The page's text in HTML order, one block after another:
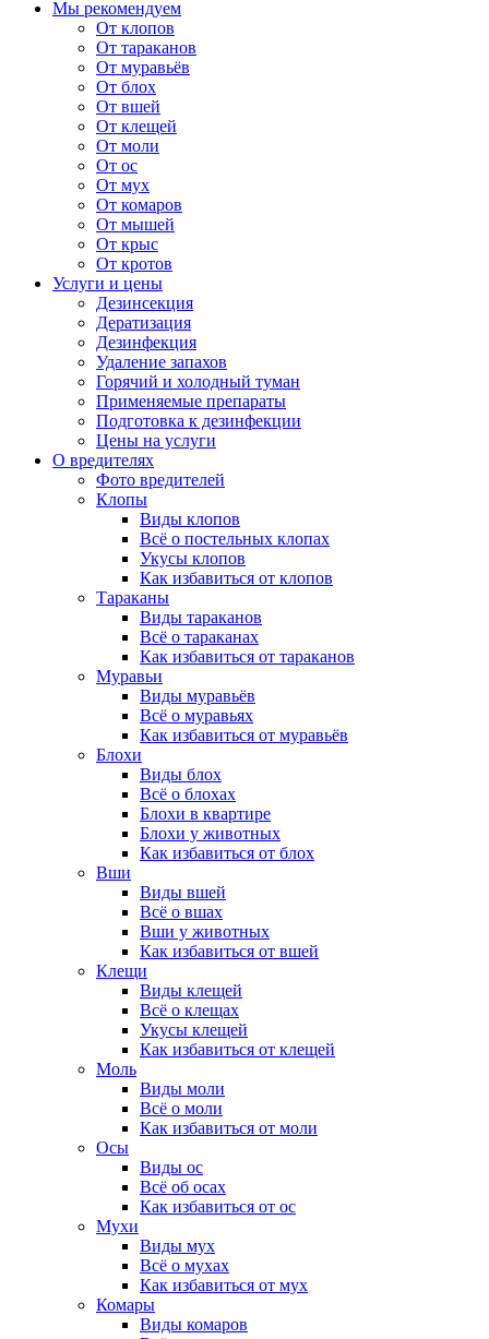
Мы рекомендуем
От клопов
От тараканов
От муравьёв
От блох
От вшей
От клещей
От моли
От ос
От мух
От комаров
От мышей
От крыс
От кротов
Услуги и цены
Дезинсекция
Дератизация
Дезинфекция
Удаление запахов
Горячий и холодный туман
Применяемые препараты
Подготовка к дезинфекции
Цены на услуги
О вредителях
Фото вредителей
Клопы
Виды клопов
Всё о постельных клопах
Укусы клопов
Как избавиться от клопов
Тараканы
Виды тараканов
Всё о тараканах
Как избавиться от тараканов
Муравьи
Виды муравьёв
Всё о муравьях
Как избавиться от муравьёв
Блохи
Виды блох
Всё о блохах
Блохи в квартире
Блохи у животных
Как избавиться от блох
Вши
Виды вшей
Всё о вшах
Вши у животных
Как избавиться от вшей
Клещи
Виды клещей
Всё о клещах
Укусы клещей
Как избавиться от клещей
Моль
Виды моли
Всё о моли
Как избавиться от моли
Осы
Виды ос
Всё об осах
Как избавиться от ос
Мухи
Виды мух
Всё о мухах
Как избавиться от мух
Комары
Виды комаров